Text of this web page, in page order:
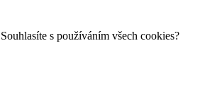
s používáním všech cookies?